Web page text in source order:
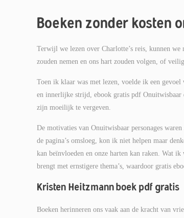
Boeken zonder kosten
Terwijl we lezen over Charlotte’s reis, kunnen
zouden nemen en ons hart zouden volgen, of
Toen ik klaar was met lezen, voelde ik een
en innerlijke strijd, ebook gratis pdf Onuitwisbaar
zijn moeilijk te vergeven.
De motivaties van Onuitwisbaar personages
de pagina’s omsloeg, kon ik niet helpen maar
kan beïnvloeden en onze harten kan raken. Wat
brengt met ernstigere thema’s, waardoor gratis
Kristen Heitzmann boek pdf gratis
Boeken herinneren ons vaak aan de kracht van